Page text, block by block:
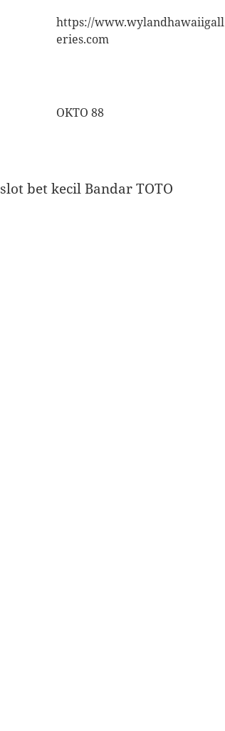
https://www.wylandhawaiigall
eries.com
OKTO 88
slot bet kecilBandar TOTO